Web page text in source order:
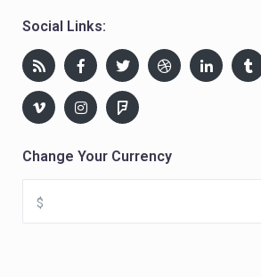
Social Links:
Change Your Currency
$